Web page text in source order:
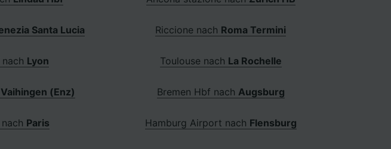
Santa Lucia
Lyon
Vaihingen (Enz)
Paris
Riccione nach Roma Termini
Toulouse nach La Rochelle
Bremen Hbf nach Augsburg
Hamburg Airport nach Flensburg